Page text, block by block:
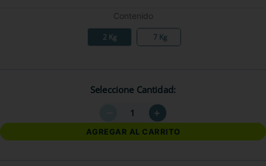
Contenido
2 Kg 7 Kg
Seleccione Cantidad
＋
AGREGAR AL CARRITO